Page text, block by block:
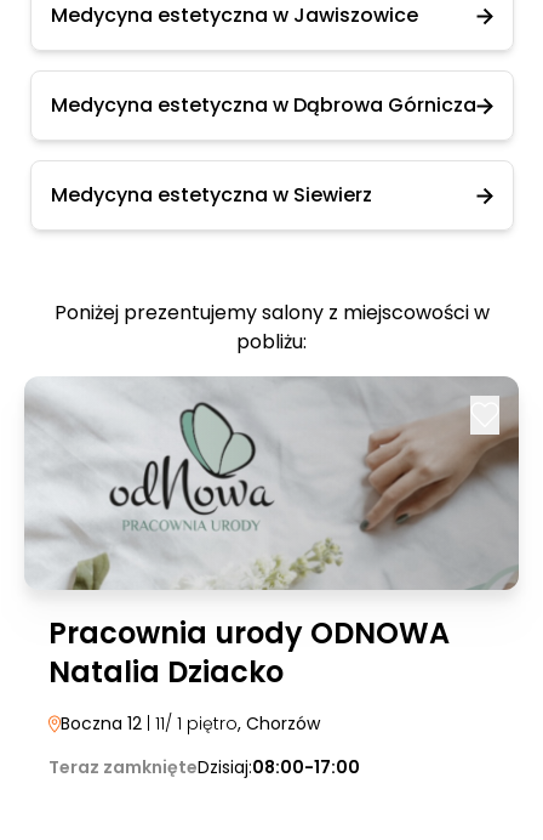
Medycyna estetyczna w Jawiszowice
Medycyna estetyczna w Dąbrowa Górnicza
Medycyna estetyczna w Siewierz
Poniżej prezentujemy salony z miejscowości w
pobliżu:
Pracownia urody ODNOWA
Natalia Dziacko
Boczna 12 | 11/ 1 piętro, Chorzów
Teraz zamknięteDzisiaj:08:00-17:00